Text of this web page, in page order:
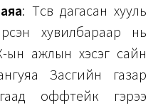
: Төсөв дагасан хууль
хувилбараар нь
ын ажлын хэсэг сайн
Засгийн газар
оффтейк гэрээ